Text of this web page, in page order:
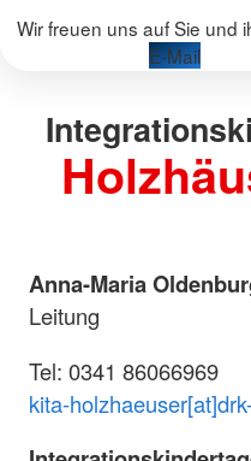
Wir freuen uns auf Sie und
E-Mail
Anna-Maria
Leitung
Tel: 0341 86066969
kita-